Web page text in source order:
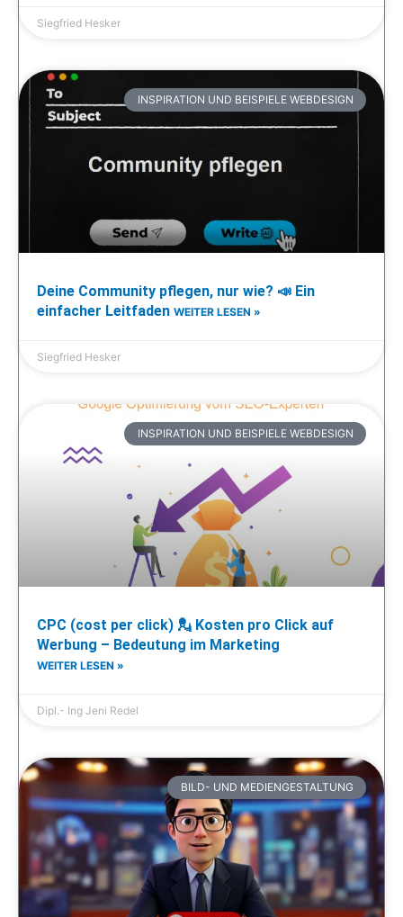
Siegfried Hesker
INSPIRATION UND BEISPIELE WEBDESIGN
Deine Community pflegen, nur wie? 📣 Ein
einfacher Leitfaden WEITER LESEN »
Siegfried Hesker
INSPIRATION UND BEISPIELE WEBDESIGN
CPC (cost per click) 💂 Kosten pro Click auf
Werbung – Bedeutung im Marketing
WEITER LESEN »
Dipl.- Ing Jeni Redel
BILD- UND MEDIENGESTALTUNG